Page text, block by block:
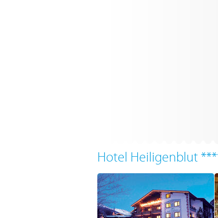
Hotel Heiligenblut